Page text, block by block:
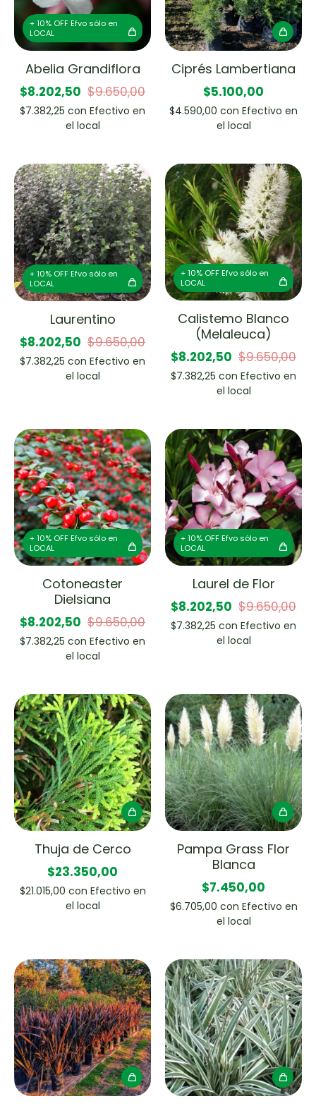
+ 10% OFF Efvo sólo en
LOCAL
Abelia Grandiflora
$8.202,50 $9.650,00
$7.382,25 con Efectivo en
el local
Ciprés Lambertiana
$5.100,00
$4.590,00 con Efectivo en
el local
+ 10% OFF Efvo sólo en
LOCAL
Laurentino
$8.202,50 $9.650,00
$7.382,25 con Efectivo en
el local
+ 10% OFF Efvo sólo en
LOCAL
Calistemo Blanco
(Melaleuca)
$8.202,50 $9.650,00
$7.382,25 con Efectivo en
el local
+ 10% OFF Efvo sólo en
LOCAL
Cotoneaster
Dielsiana
$8.202,50 $9.650,00
$7.382,25 con Efectivo en
el local
+ 10% OFF Efvo sólo en
LOCAL
Laurel de Flor
$8.202,50 $9.650,00
$7.382,25 con Efectivo en
el local
Thuja de Cerco
$23.350,00
$21.015,00 con Efectivo en
el local
Pampa Grass Flor
Blanca
$7.450,00
$6.705,00 con Efectivo en
el local